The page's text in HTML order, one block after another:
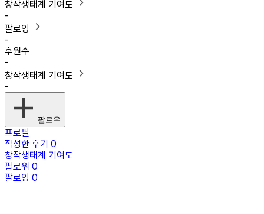
창작생태계 기여도
-
팔로잉
-
후원수
-
창작생태계 기여도
-
팔로우
프로필
작성한 후기 0
창작생태계 기여도
팔로워 0
팔로잉 0